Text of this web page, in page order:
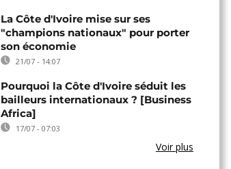
La Côte d'Ivoire mise sur ses
"champions nationaux" pour porter
son économie
21/07 - 14:07
Pourquoi la Côte d'Ivoire séduit les
bailleurs internationaux ? [Business
Africa]
17/07 - 07:03
Voir plus